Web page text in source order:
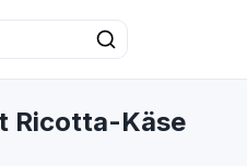
Ricotta-Käse